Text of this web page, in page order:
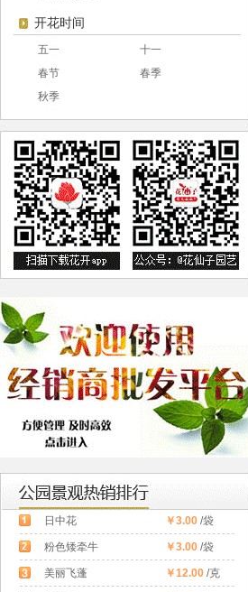
开花时间
五一
十一
春节
春季
秋季
日中花 ￥3.00/袋
粉色矮牵牛 ￥3.00/袋
美丽飞蓬 ￥12.00/克